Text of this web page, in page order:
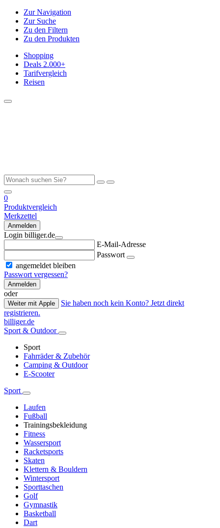
Zur Navigation
Zur Suche
Zu den Filtern
Zu den Produkten
Shopping
Deals 2.000+
Tarifvergleich
Reisen
0
Produktvergleich
Merkzettel
Anmelden
Login billiger.de
E-Mail-Adresse
Passwort
angemeldet bleiben
Passwort vergessen?
Anmelden
oder
Weiter mit Apple
Sie haben noch kein Konto? Jetzt direkt
registrieren.
billiger.de
Sport & Outdoor
Sport
Fahrräder & Zubehör
Camping & Outdoor
E-Scooter
Sport
Laufen
Fußball
Trainingsbekleidung
Fitness
Wassersport
Racketsports
Skaten
Klettern & Bouldern
Wintersport
Sporttaschen
Golf
Gymnastik
Basketball
Dart